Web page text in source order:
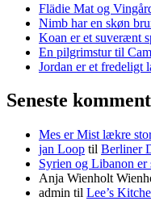
Flädie Mat og
Nimb har en skøn
Koan er et suverænt
En pilgrimstur til
Jordan er et fredeligt
Seneste
Mes er Mist lækre
jan Loop til Berliner
Syrien og Libanon er
Anja Wienholt
admin til Lee’s